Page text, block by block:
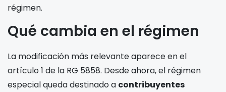
régimen.
Qué cambia en el régimen
La modificación más relevante aparece en el
artículo 1 de la RG 5858. Desde ahora, el régimen
especial queda destinado a contribuyentes